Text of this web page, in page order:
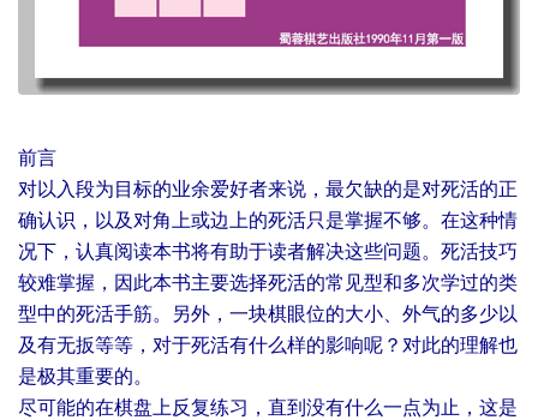
前言
对以入段为目标的业余爱好者来说，最欠缺的是对死活的正
确认识，以及对角上或边上的死活只是掌握不够。在这种情
况下，认真阅读本书将有助于读者解决这些问题。死活技巧
较难掌握，因此本书主要选择死活的常见型和多次学过的类
型中的死活手筋。另外，一块棋眼位的大小、外气的多少以
及有无扳等等，对于死活有什么样的影响呢？对此的理解也
是极其重要的。
尽可能的在棋盘上反复练习，直到没有什么一点为止，这是